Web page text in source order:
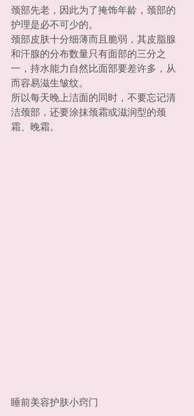
颈部先老，因此为了掩饰年龄，颈部的
护理是必不可少的。
颈部皮肤十分细薄而且脆弱，其皮脂腺
和汗腺的分布数量只有面部的三分之
一，持水能力自然比面部要差许多，从
而容易滋生皱纹。
所以每天晚上洁面的同时，不要忘记清
洁颈部，还要涂抹颈霜或滋润型的颈
霜、晚霜。
睡前美容护肤小窍门